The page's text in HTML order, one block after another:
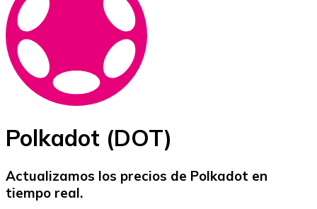
BTC
Ethereum
Polkadot (DOT)
Actualizamos los precios de Polkadot en
tiempo real.